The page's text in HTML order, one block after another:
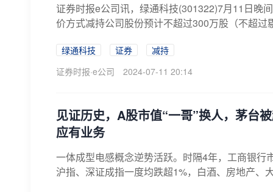
证券时报e公司讯，绿通科技(301322)7月11日晚
价方式减持公司股份预计不超过300万股（不超
绿通科技 证券
减持
证券时报·e公司
2024-07-11 20:14
见证历史，A股市值“一哥”换人，茅台
应有业务
一体成型电感概念逆势活跃。时隔4年，工商银
沪指、深证成指一度均跌超1%，白酒、房地产、